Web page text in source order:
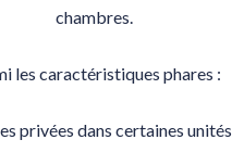
chambres.
les caractéristiques phares :
privées dans certaines unités